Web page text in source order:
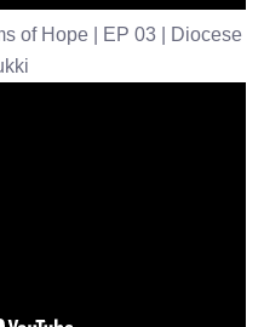
of Hope | EP 03 | Diocese